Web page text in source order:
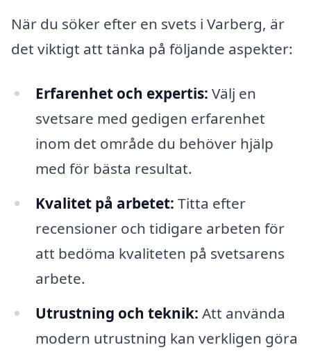
När du söker efter en svets i Varberg, är
det viktigt att tänka på följande aspekter:
Erfarenhet och expertis: Välj en
svetsare med gedigen erfarenhet
inom det område du behöver hjälp
med för bästa resultat.
Kvalitet på arbetet: Titta efter
recensioner och tidigare arbeten för
att bedöma kvaliteten på svetsarens
arbete.
Utrustning och teknik: Att använda
modern utrustning kan verkligen göra